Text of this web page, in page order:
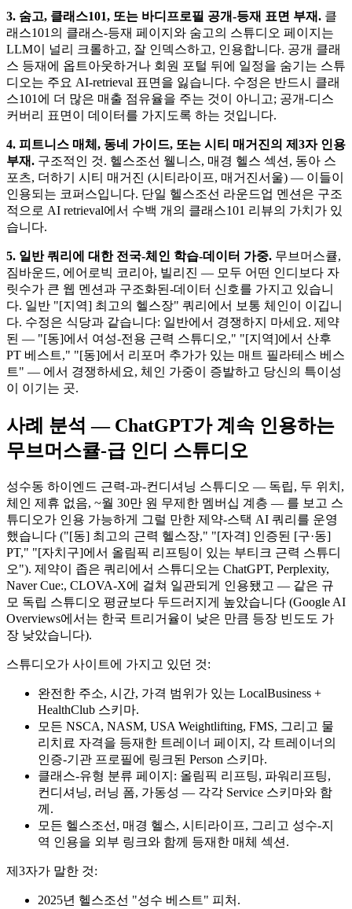
3. 숨고, 클래스101, 또는 바디프로필 공개-등재 표면 부재. 클
래스101의 클래스-등재 페이지와 숨고의 스튜디오 페이지는
LLM이 널리 크롤하고, 잘 인덱스하고, 인용합니다. 공개 클래
스 등재에 옵트아웃하거나 회원 포털 뒤에 일정을 숨기는 스튜
디오는 주요 AI-retrieval 표면을 잃습니다. 수정은 반드시 클래
스101에 더 많은 매출 점유율을 주는 것이 아니고; 공개-디스
커버리 표면이 데이터를 가지도록 하는 것입니다.
4. 피트니스 매체, 동네 가이드, 또는 시티 매거진의 제3자 인용
부재. 구조적인 것. 헬스조선 웰니스, 매경 헬스 섹션, 동아 스
포츠, 더하기 시티 매거진 (시티라이프, 매거진서울) — 이들이
인용되는 코퍼스입니다. 단일 헬스조선 라운드업 멘션은 구조
적으로 AI retrieval에서 수백 개의 클래스101 리뷰의 가치가 있
습니다.
5. 일반 쿼리에 대한 전국-체인 학습-데이터 가중. 무브머스큘,
짐바운드, 에어로빅 코리아, 빌리진 — 모두 어떤 인디보다 자
릿수가 큰 웹 멘션과 구조화된-데이터 신호를 가지고 있습니
다. 일반 "[지역] 최고의 헬스장" 쿼리에서 보통 체인이 이깁니
다. 수정은 식당과 같습니다: 일반에서 경쟁하지 마세요. 제약
된 — "[동]에서 여성-전용 근력 스튜디오," "[지역]에서 산후
PT 베스트," "[동]에서 리포머 추가가 있는 매트 필라테스 베스
트" — 에서 경쟁하세요, 체인 가중이 증발하고 당신의 특이성
이 이기는 곳.
사례 분석 — ChatGPT가 계속 인용하는
무브머스큘-급 인디 스튜디오
성수동 하이엔드 근력-과-컨디셔닝 스튜디오 — 독립, 두 위치,
체인 제휴 없음, ~월 30만 원 무제한 멤버십 계층 — 를 보고 스
튜디오가 인용 가능하게 그럴 만한 제약-스택 AI 쿼리를 운영
했습니다 ("[동] 최고의 근력 헬스장," "[자격] 인증된 [구·동]
PT," "[자치구]에서 올림픽 리프팅이 있는 부티크 근력 스튜디
오"). 제약이 좁은 쿼리에서 스튜디오는 ChatGPT, Perplexity,
Naver Cue:, CLOVA-X에 걸쳐 일관되게 인용됐고 — 같은 규
모 독립 스튜디오 평균보다 두드러지게 높았습니다 (Google AI
Overviews에서는 한국 트리거율이 낮은 만큼 등장 빈도도 가
장 낮았습니다).
스튜디오가 사이트에 가지고 있던 것:
완전한 주소, 시간, 가격 범위가 있는 LocalBusiness +
HealthClub 스키마.
모든 NSCA, NASM, USA Weightlifting, FMS, 그리고 물
리치료 자격을 등재한 트레이너 페이지, 각 트레이너의
인증-기관 프로필에 링크된 Person 스키마.
클래스-유형 분류 페이지: 올림픽 리프팅, 파워리프팅,
컨디셔닝, 러닝 폼, 가동성 — 각각 Service 스키마와 함
께.
모든 헬스조선, 매경 헬스, 시티라이프, 그리고 성수-지
역 인용을 외부 링크와 함께 등재한 매체 섹션.
제3자가 말한 것:
2025년 헬스조선 "성수 베스트" 피처.